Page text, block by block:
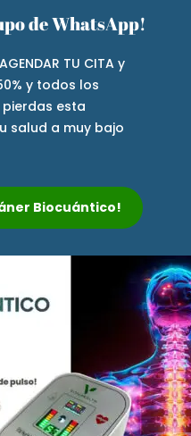
de WhatsApp!
TU CITA y
y todos los
esta
salud a muy bajo
Biocuántico!